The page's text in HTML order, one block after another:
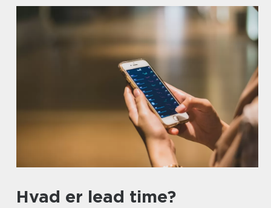
Hvad er lead time?